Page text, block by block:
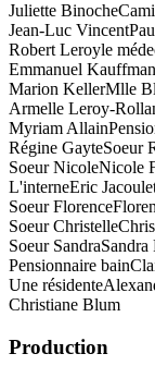
Juliette Binoche
Jean-Luc Vincent
Robert Leroyle
Emmanuel Kauffman
Marion KellerMlle
Armelle Leroy-
Myriam Allain
Régine GayteSoeur
Soeur NicoleNicole
L'interneEric
Soeur Florence
Soeur Christelle
Soeur SandraSandra
Pensionnaire bain
Une résidente
Christiane Blum
Production